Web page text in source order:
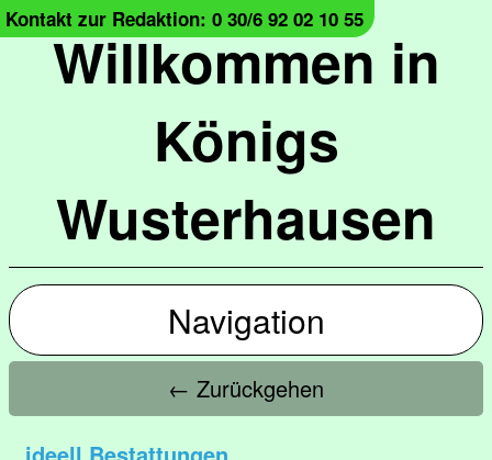
Willkommen in
Königs
Wusterhausen
Kontakt zur Redaktion: 0 30/6 92 02 10 55
Navigation
← Zurückgehen